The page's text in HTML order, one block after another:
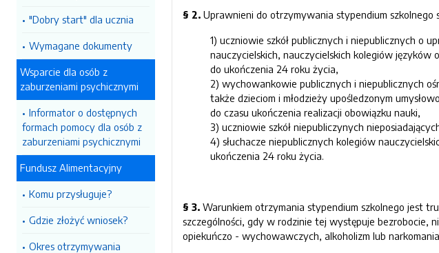
"Dobry start" dla ucznia
Wymagane dokumenty
Wsparcie dla osób z
zaburzeniami psychicznymi
Informator o dostępnych
formach pomocy dla osób z
zaburzeniami psychicznymi
Fundusz Alimentacyjny
Komu przysługuje?
Gdzie złożyć wniosek?
Okres otrzymywania
§ 2. Uprawnieni do otrzymywania stypendium szkolnego
1) uczniowie szkół publicznych i niepublicznych o
nauczycielskich, nauczycielskich kolegiów języków
do ukończenia 24 roku życia,
2) wychowankowie publicznych i niepublicznych
także dzieciom i młodzieży upośledzonym
do czasu ukończenia realizacji obowiązku nauki,
3) uczniowie szkół niepubliczynych
4) słuchacze niepublicznych kolegiów
ukończenia 24 roku życia.
§ 3. Warunkiem otrzymania stypendium szkolnego jest
szczególności, gdy w rodzinie tej występuje bezrobocie,
opiekuńczo - wychowawczych, alkoholizm lub